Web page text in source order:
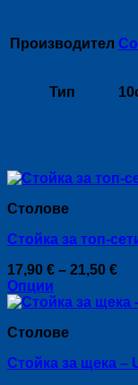
Производител
Тип
Столове
Стойка за топ-
17,90 € – 21,50 €
Опции
This
has
variants.
Столове
Стойка за щека –